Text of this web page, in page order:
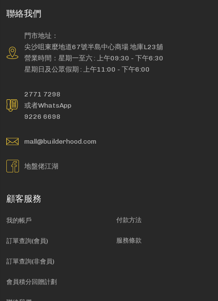
聯絡我們
門市地址：
尖沙咀東麼地道67號半島中心商場 地庫L23舖
營業時間：星期一至六 : 上午09:30 - 下午6:30
星期日及公眾假期 : 上午11:00 - 下午6:00
2771 7298
或者WhatsApp
9226 6698
mall@builderhood.com
地盤佬江湖
顧客服務
我的帳戶
訂單查詢(會員)
訂單查詢(非會員)
會員積分回贈計劃
付款方法
服務條款